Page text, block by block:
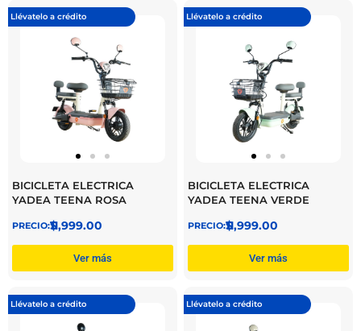
Llévatelo a crédito
BICICLETA ELECTRICA
YADEA TEENA ROSA
$
11,999.00
Ver más
Llévatelo a crédito
BICICLETA ELECTRICA
YADEA TEENA VERDE
$
11,999.00
Ver más
Llévatelo a crédito Llévatelo a crédito